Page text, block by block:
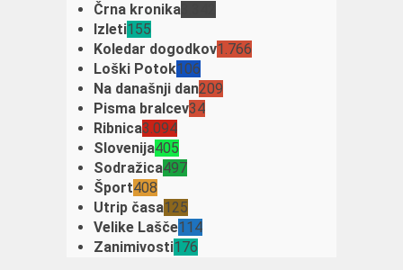
Črna kronika
Izleti155
Koledar dogodkov1.766
Loški Potok106
Na današnji dan209
Pisma bralcev34
Ribnica3.094
Slovenija405
Sodražica497
Šport408
Utrip časa125
Velike Lašče114
Zanimivosti176